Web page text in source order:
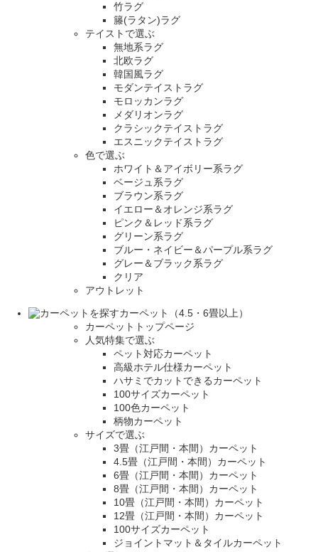
竹ラグ
籐(ラタン)ラグ
テイストで選ぶ
無地系ラグ
北欧ラグ
韓国風ラグ
モダンテイストラグ
モロッカンラグ
メダリオンラグ
クラシックテイストラグ
エスニックテイストラグ
色で選ぶ
ホワイト＆アイボリー系ラグ
ベージュ系ラグ
ブラウン系ラグ
イエロー＆オレンジ系ラグ
ピンク＆レッド系ラグ
グリーン系ラグ
ブルー・ネイビー＆パープル系ラグ
グレー＆ブラック系ラグ
クリア
アウトレット
カーペット（4.5・6畳以上）
カーペットトップページ
人気特集で選ぶ
ペット対応カーペット
高級ホテル仕様カーペット
ハサミでカットできるカーペット
100サイズカーペット
100色カーペット
柄物カーペット
サイズで選ぶ
3畳（江戸間・本間）カーペット
4.5畳（江戸間・本間）カーペット
6畳（江戸間・本間）カーペット
8畳（江戸間・本間）カーペット
10畳（江戸間・本間）カーペット
12畳（江戸間・本間）カーペット
100サイズカーペット
ジョイントマット＆タイルカーペット